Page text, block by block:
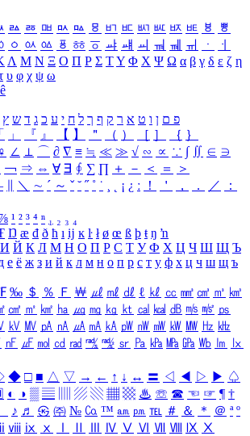
ㅬ ㅭ ㅮ ㅯ ㅰ ㅱ ㅲ ㅳ ㅴ ㅵ ㅶ ㅷ ㅸ
ㅹ
ㆁ ㆂ ㆃ ㆄ ㆅ ㆆ ㆇ ㆈ ㆉ ㆊ ㆋ ㆌ ㆍ
ㆎ
Λ Μ Ν Ξ Ο Π Ρ Σ ΤΥ Φ Χ Ψ Ω α β γ δ ε ζ η
υ φ χ ψ ω
ê
פ ם ן ו ט א ר ק ף ך ל ח י ע כ ג ד ש ץ
」 『 』 【 】 ＂ （ ） ［ ］ ｛ ｝
♀ ∠ ⊥ ⌒ ∂ ∇ ≡ ≒ ≪ ≫ √ ∽ ∝ ∵ ∫ ∬ ∈ ∋
￢ ⇒ ⇔ ∀ ∃ ∮ ∑ ∏ ＋ － ＜ ＝
＞
＼ ∼ ´ ～ ˇ ˘ ˝ ˚ ˙ ¸ ¡ ¿ ː ！ ＇ ， ． ／
：
⅞ ¹ ² ³ ⁴ ⁿ ₁ ₂ ₃ ₄
Ŋ æ đ ð ħ ı ĳ ĸ ŀ ł ø œ ß þ ŧ ŋ ŉ
И Й К Л М Н О П Р С Т У Ф Х Ц Ч Ш Щ Ъ
е ё ж з и й к л м н о п р с т у ф х ц ч ш щ ъ
‰ ＄ ％ Ｆ ￦ ㎕ ㎖ ㎗ ℓ ㎘ ㏄ ㎣ ㎤ ㎥ ㎦
㎠ ㎡ ㎢ ㏊ ㎍ ㎎ ㎏ ㏏ ㎈ ㎉ ㏈ ㎧ ㎨ ㎰
㎸ ㎹ ㎀ ㎁ ㎂ ㎃ ㎄ ㎺ ㎻ ㎽ ㎾ ㎿ ㎐ ㎑
㎋ ㎌ ㏖ ㏅ ㎭ ㎮ ㎯ ㏛ ㎩ ㎪ ㎫ ㎬ ㏝ ㏐
㏓
◆ □ ■ △ ▽ → ← ↑ ↓ ↔ 〓 ◁ ◀ ▷ ▶ ♤
◐ ◑ ▒ ▤ ▨ ▧ ▦ ▩ ♨ ☏ ☎ ☜ ☞ ¶ †
♪ ♬ ㉿ ㈜ № ㏇ ™ ㏂ ㏘ ℡ ＃ ＆ ＊ ＠ ª º
ⅷ ⅸ ⅹ Ⅳ Ⅴ Ⅵ Ⅶ Ⅷ Ⅸ Ⅹ